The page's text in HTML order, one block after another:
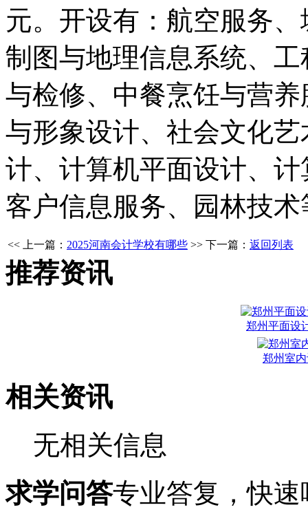
元。开设有：航空服务
制图与地理信息系统、
与检修、中餐烹饪与营
与形象设计、社会文化
计、计算机平面设计、
客户信息服务、园林技
<< 上一篇： 2025河南会计学校有哪些 >> 下一篇： 返回列表
推荐资讯
郑州平面设
郑州室
相关资讯
无相关信息
求学问答专业答复，快速